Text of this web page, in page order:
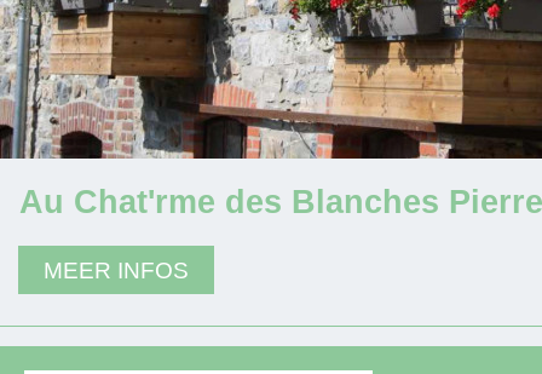
Au Chat'rme des Blanches
MEER INFOS